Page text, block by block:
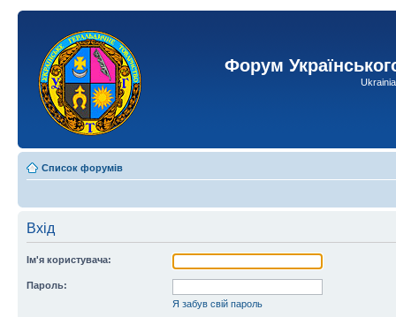
Форум
Список форумів
Вхід
Ім'я користувача:
Пароль:
Я забув свій пароль